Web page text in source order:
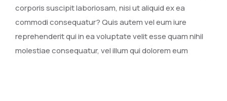
corporis suscipit laboriosam, nisi ut aliquid ex ea
commodi consequatur? Quis autem vel eum iure
reprehenderit qui in ea voluptate velit esse quam nihil
molestiae consequatur, vel illum qui dolorem eum